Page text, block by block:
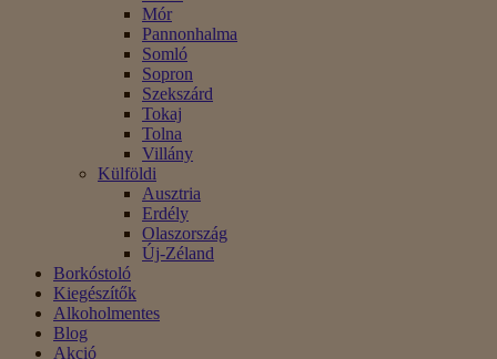
Mór
Pannonhalma
Somló
Sopron
Szekszárd
Tokaj
Tolna
Villány
Külföldi
Ausztria
Erdély
Olaszország
Új-Zéland
Borkóstoló
Kiegészítők
Alkoholmentes
Blog
Akció